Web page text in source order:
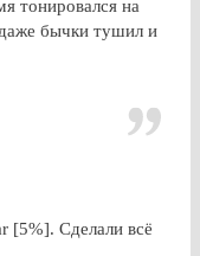
тонировался на
бычки тушил и
[5%]. Сделали всё